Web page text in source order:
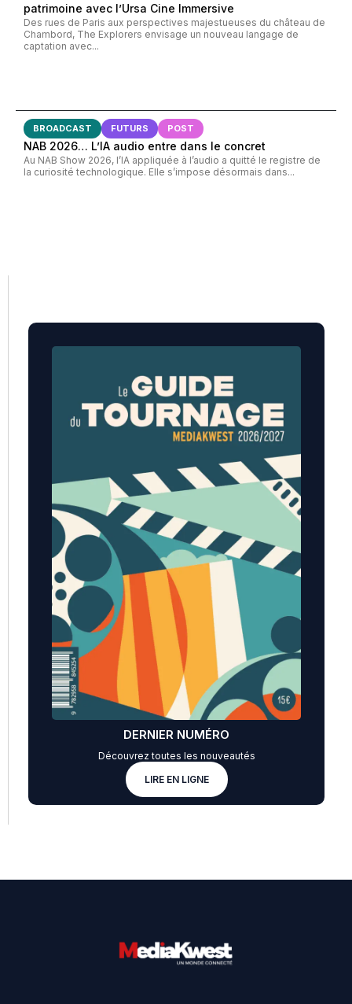
patrimoine avec l’Ursa Cine Immersive
Des rues de Paris aux perspectives majestueuses du château de
Chambord, The Explorers envisage un nouveau langage de
captation avec...
BROADCAST FUTURS POST
NAB 2026… L’IA audio entre dans le concret
Au NAB Show 2026, l’IA appliquée à l’audio a quitté le registre de
la curiosité technologique. Elle s’impose désormais dans...
DERNIER NUMÉRO
Découvrez toutes les nouveautés
LIRE EN LIGNE